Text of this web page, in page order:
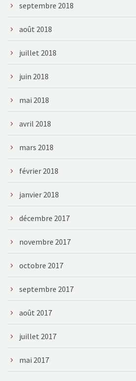
septembre 2018
août 2018
juillet 2018
juin 2018
mai 2018
avril 2018
mars 2018
février 2018
janvier 2018
décembre 2017
novembre 2017
octobre 2017
septembre 2017
août 2017
juillet 2017
mai 2017